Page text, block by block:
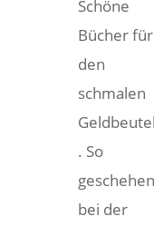
Schöne
Bücher für
den
schmalen
Geldbeutel
. So
geschehen
bei der